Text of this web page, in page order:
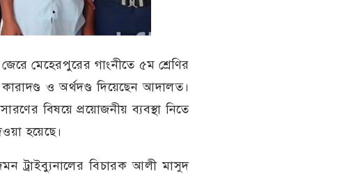
মেহেরপুরের গাংনীতে ৫ম শ্রেণির
ও অর্থদণ্ড দিয়েছেন আদালত।
বিষয়ে প্রয়োজনীয় ব্যবস্থা নিতে
হয়েছে।
ট্রাইব্যুনালের বিচারক আলী মাসুদ